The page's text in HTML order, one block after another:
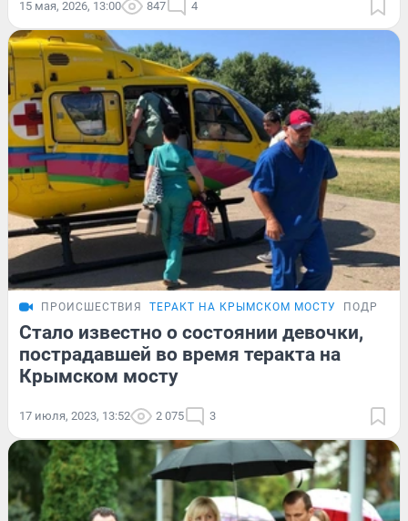
15 мая, 2026, 13:00 847 4
ПРОИСШЕСТВИЯ ТЕРАКТ НА КРЫМСКОМ МОСТУ
Стало известно о состоянии девочки,
пострадавшей во время теракта на
Крымском мосту
17 июля, 2023, 13:52 2 075 3